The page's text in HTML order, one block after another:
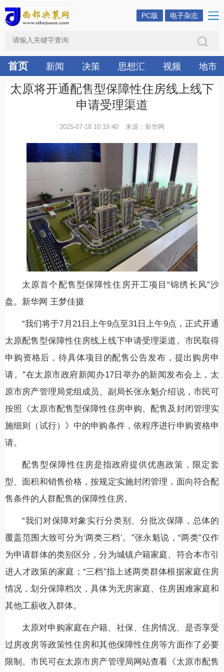
PC版 电子杂志
首页 新闻 决策 思想汇 视频 地市
太原将开通配售型保障性住房线上线下
申请受理渠道
2025-07-18 10:19:40 来源：新华网
太原首个配售型保障性住房开工项目“锦绣长风”沙
盘。新华网 王梦佳摄
“我们将于7月21日上午9点至31日上午9点，正式开通
太原配售型保障性住房线上线下申请受理渠道。市民取得
申购资格后，待具体项目的配售公告发布，提出购房申
请。”在太原市政府新闻办17日举办的新闻发布会上，太
原市房产管理局党组成员、副局长张永魁介绍说，市民可
按照《太原市配售型保障性住房申购、配售及封闭管理实
施细则（试行）》中的申购条件，依程序进行申购资格申
请。
配售型保障性住房是指政府提供优惠政策，限定套
型、面积和销售价格，按规定实施封闭管理，面向符合配
售条件的人群配售的保障性住房。
“我们对保障对象实行分类别、分批次保障，总体的
覆盖范围大致可分为‘两类三档’。”张永魁说，“两类”仅作
为申请群体的类别区分，分为城镇户籍家庭、符合本市引
进人才政策的家庭；“三档”指上述两类群体根据家庭住房
情况，划分保障档次，具体为无房家庭、住房困难家庭和
其他工薪收入群体。
太原对申购家庭在户籍、社保、住房情况、是否享受
过房改房等政策性住房和其他保障性住房等方面作了必要
限制。市民可在太原市房产管理局网站查看《太原市配售